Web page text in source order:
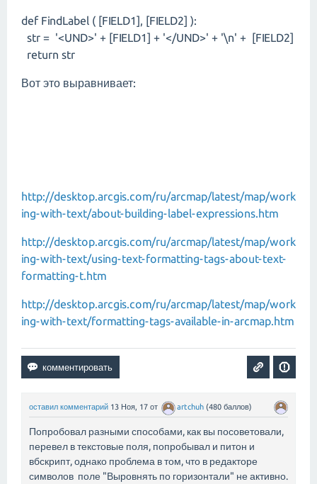
def FindLabel ( [FIELD1], [FIELD2] ):
str = '<UND>' + [FIELD1] + '</UND>' + '\n' + [FIELD2]
return str
Вот это выравнивает:
http://desktop.arcgis.com/ru/arcmap/latest/map/work
ing-with-text/about-building-label-expressions.htm
http://desktop.arcgis.com/ru/arcmap/latest/map/work
ing-with-text/using-text-formatting-tags-about-text-
formatting-t.htm
http://desktop.arcgis.com/ru/arcmap/latest/map/work
ing-with-text/formatting-tags-available-in-arcmap.htm
оставил комментарий 13 Ноя, 17 от artchuh (480 баллов)
Попробовал разными способами, как вы посоветовали,
перевел в текстовые поля, попробывал и питон и
вбскрипт, однако проблема в том, что в редакторе
символов поле "Выровнять по горизонтали" не активно.